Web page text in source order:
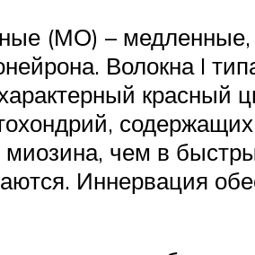
(МО) –
Волокна I
красный
чем в
Иннервация